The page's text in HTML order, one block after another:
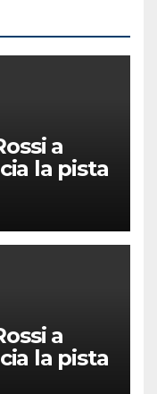
a
la pista
a
la pista